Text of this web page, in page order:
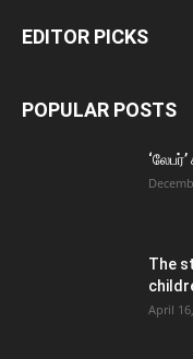
EDITOR PICKS
POPULAR POSTS
The
April